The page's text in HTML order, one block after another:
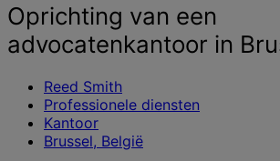
en
inzichten
Oprichting van een
advocatenkantoor in
Reed Smith
Professionele diensten
Kantoor
Brussel, België